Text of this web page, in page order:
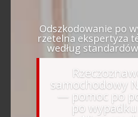
Odszkodowanie po
rzetelna ekspertyza
według
samochodowy
— pomoc po
po